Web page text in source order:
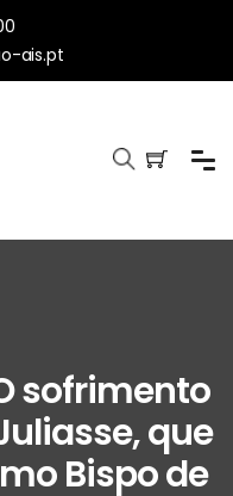
ais.pt
sofrimento
que
Bispo de